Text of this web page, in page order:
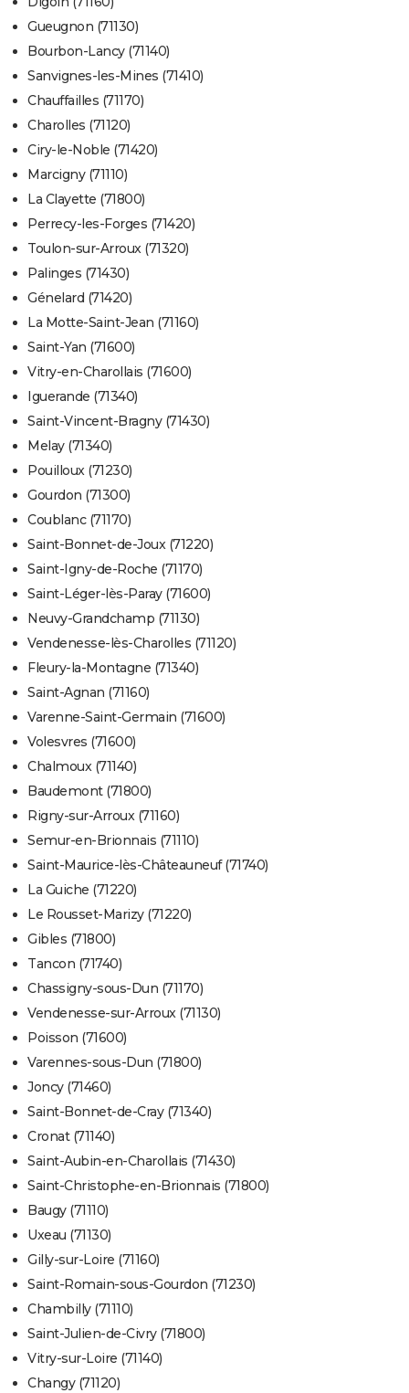
Gueugnon (71130)
Bourbon-Lancy (71140)
Sanvignes-les-Mines (71410)
Chauffailles (71170)
Charolles (71120)
Ciry-le-Noble (71420)
Marcigny (71110)
La Clayette (71800)
Perrecy-les-Forges (71420)
Toulon-sur-Arroux (71320)
Palinges (71430)
Génelard (71420)
La Motte-Saint-Jean (71160)
Saint-Yan (71600)
Vitry-en-Charollais (71600)
Iguerande (71340)
Saint-Vincent-Bragny (71430)
Melay (71340)
Pouilloux (71230)
Gourdon (71300)
Coublanc (71170)
Saint-Bonnet-de-Joux (71220)
Saint-Igny-de-Roche (71170)
Saint-Léger-lès-Paray (71600)
Neuvy-Grandchamp (71130)
Vendenesse-lès-Charolles (71120)
Fleury-la-Montagne (71340)
Saint-Agnan (71160)
Varenne-Saint-Germain (71600)
Volesvres (71600)
Chalmoux (71140)
Baudemont (71800)
Rigny-sur-Arroux (71160)
Semur-en-Brionnais (71110)
Saint-Maurice-lès-Châteauneuf (71740)
La Guiche (71220)
Le Rousset-Marizy (71220)
Gibles (71800)
Tancon (71740)
Chassigny-sous-Dun (71170)
Vendenesse-sur-Arroux (71130)
Poisson (71600)
Varennes-sous-Dun (71800)
Joncy (71460)
Saint-Bonnet-de-Cray (71340)
Cronat (71140)
Saint-Aubin-en-Charollais (71430)
Saint-Christophe-en-Brionnais (71800)
Baugy (71110)
Uxeau (71130)
Gilly-sur-Loire (71160)
Saint-Romain-sous-Gourdon (71230)
Chambilly (71110)
Saint-Julien-de-Civry (71800)
Vitry-sur-Loire (71140)
Changy (71120)